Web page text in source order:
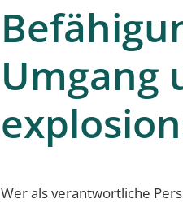
Umgang
Wer als verantwortliche